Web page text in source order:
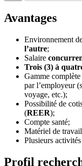
Avantages
Environnement
l’autre;
Salaire
Trois (3) à
Gamme complète
par l’employeur
voyage, etc.);
Possibilité de
(REER);
Compte santé;
Matériel de
Plusieurs
Profil